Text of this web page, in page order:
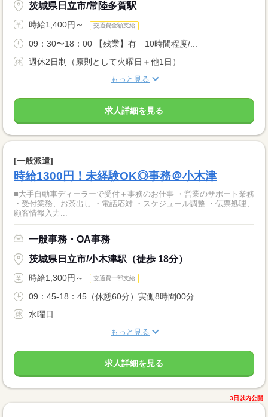
茨城県日立市/常陸多賀駅
時給1,400円～ 交通費全額支給
09：30〜18：00 【残業】有 10時間程度/...
週休2日制（原則として火曜日＋他1日）
もっと見る
求人詳細を見る
[一般派遣]
時給1300円！未経験OK◎事務＠小木津
■大手自動車ディーラーで受付＋事務のお仕事 ・営業のサポート業務
・受付業務、お茶出し ・電話応対 ・スケジュール調整 ・伝票処理、
顧客情報入力...
一般事務・OA事務
茨城県日立市/小木津駅（徒歩 18分）
時給1,300円～ 交通費一部支給
09：45-18：45（休憩60分）実働8時間00分 ...
水曜日
もっと見る
求人詳細を見る
3日以内公開